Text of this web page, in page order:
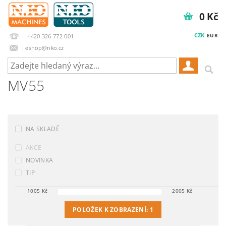
+420 326 772 001
eshop@nko.cz
CZK EUR
0 Kč
MV55
NA SKLADĚ
AKCE
NOVINKA
TIP
1005 Kč 2005 Kč
POLOŽEK K ZOBRAZENÍ: 1